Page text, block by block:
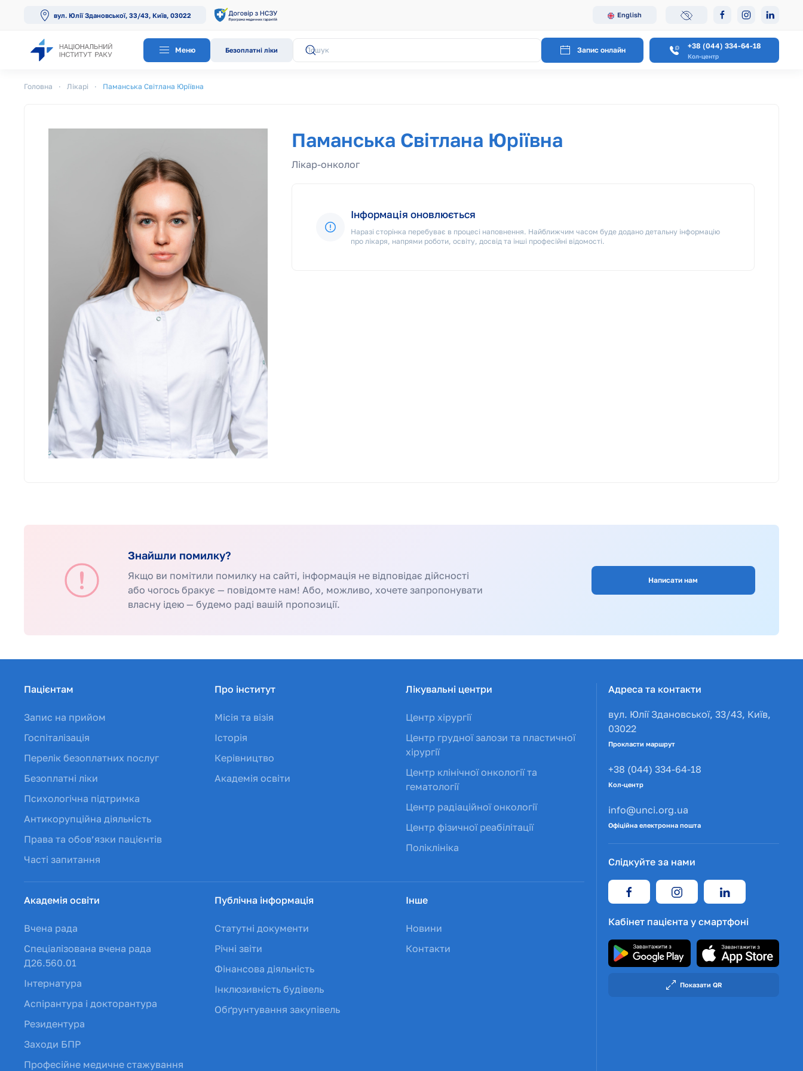
вул. Юлії Здановської, 33/43, Київ, 03022 English
Меню Безоплатні ліки Запис онлайн +38 (044) 334-64-18
Кол-центр
Головна Лікарі Паманська Світлана Юріївна
Паманська Світлана Юріївна
Лікар-онколог
Інформація оновлюється
Наразі сторінка перебуває в процесі наповнення. Найближчим часом буде додано детальну інформацію
про лікаря, напрями роботи, освіту, досвід та інші професійні відомості.
Знайшли помилку?
Якщо ви помітили помилку на сайті, інформація не відповідає дійсності
або чогось бракує — повідомте нам! Або, можливо, хочете запропонувати
власну ідею — будемо раді вашій пропозиції.
Написати нам
Пацієнтам
Запис на прийом
Госпіталізація
Перелік безоплатних послуг
Безоплатні ліки
Психологічна підтримка
Антикорупційна діяльність
Права та обов’язки пацієнтів
Часті запитання
Про інститут
Місія та візія
Історія
Керівництво
Академія освіти
Лікувальні центри
Центр хірургії
Центр грудної залози та пластичної
хірургії
Центр клінічної онкології та
гематології
Центр радіаційної онкології
Центр фізичної реабілітації
Поліклініка
Академія освіти
Вчена рада
Спеціалізована вчена рада
Д26.560.01
Інтернатура
Аспірантура і докторантура
Резидентура
Заходи БПР
Професійне медичне стажування
Публічна інформація
Статутні документи
Річні звіти
Фінансова діяльність
Інклюзивність будівель
Обґрунтування закупівель
Інше
Новини
Контакти
Адреса та контакти
вул. Юлії Здановської, 33/43, Київ,
03022
Прокласти маршрут
+38 (044) 334-64-18
Кол-центр
info@unci.org.ua
Офіційна електронна пошта
Слідкуйте за нами
Кабінет пацієнта у смартфоні
Показати QR